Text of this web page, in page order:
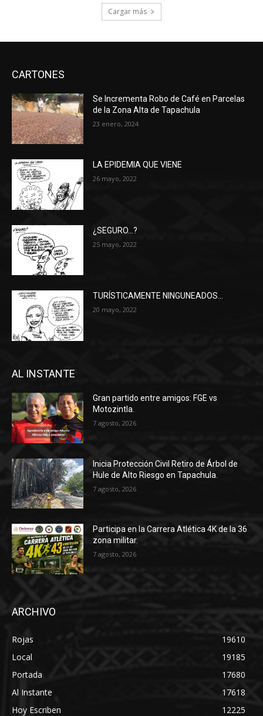
Cargar más
CARTONES
Se Incrementa Robo de Café en Parcelas
de la Zona Alta de Tapachula
23 enero, 2024
LA EPIDEMIA QUE VIENE
26 mayo, 2022
¿SEGURO…?
25 mayo, 2022
TURÍSTICAMENTE NINGUNEADOS…
20 mayo, 2022
AL INSTANTE
Gran partido entre amigos: FGE vs
Motozintla.
7 agosto, 2026
Inicia Protección Civil Retiro de Árbol de
Hule de Alto Riesgo en Tapachula.
7 agosto, 2026
Participa en la Carrera Atlética 4K de la 36
zona militar.
7 agosto, 2026
ARCHIVO
Rojas
19610
Local
19185
Portada
17680
Al Instante
17618
Hoy Escriben
12225